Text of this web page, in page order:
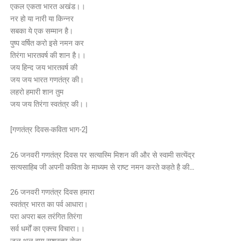
एकल एकता भारत अखंड।।
नर हो या नारी या किन्नर
सबका ये एक सम्मान है।
पुष्प वर्षित करो इसे नमन कर
तिरंगा भारतवर्ष की शान है।।
जय हिन्द जय भारतवर्ष की
जय जय भारत गणतंत्र की।
लहरो हमारी शान तुम
जय जय तिरंगा स्वतंत्र की।।
[गणतंत्र दिवस-कविता भाग-2]
26 जनवरी गणतंत्र दिवस पर सत्यास्मि मिशन की और से स्वामी सत्येंद्र
सत्यसाहिब जी अपनी कविता के माध्यम से राष्ट नमन करते कहते है की…
26 जनवरी गणतंत्र दिवस हमारा
स्वतंत्र भारत का पर्व आधारा।
परा अपरा बल तरंगित तिरंगा
सर्व धर्मों का एक्त्त्व विचारा।।